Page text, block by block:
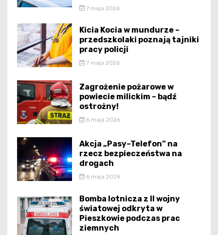
7 maja 2026
Kicia Kocia w mundurze –
przedszkolaki poznają tajniki
pracy policji
7 maja 2026
Zagrożenie pożarowe w
powiecie milickim – bądź
ostrożny!
6 maja 2026
Akcja „Pasy–Telefon” na
rzecz bezpieczeństwa na
drogach
6 maja 2026
Bomba lotnicza z II wojny
światowej odkryta w
Pieszkowie podczas prac
ziemnych